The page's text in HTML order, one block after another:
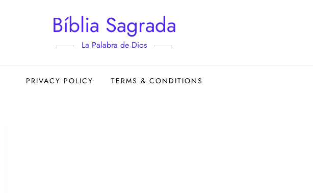
Bíblia Sagrada
La Palabra de Dios
PRIVACY POLICY TERMS & CONDITIONS